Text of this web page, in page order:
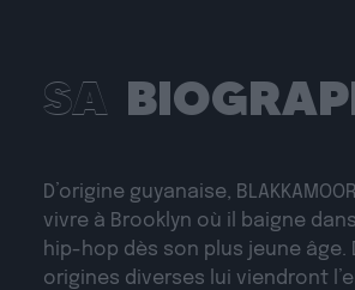
SA
D’origine guyanaise,
vivre à Brooklyn où il baigne
hip-hop dès son plus jeune âge.
origines diverses lui viendront